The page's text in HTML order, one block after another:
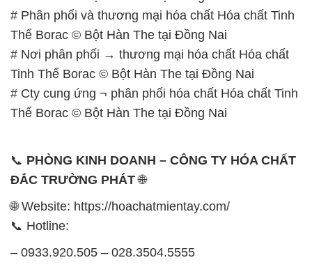
# Cty cung ứng ¬ phân phối hóa chất Hóa chất Tinh
Thể Borac © Bột Hàn The tại Đồng Nai
📞PHÒNG KINH DOANH – CÔNG TY HÓA CHẤT
ĐẮC TRƯỜNG PHÁT🌐
🌐 Website: https://hoachatmientay.com/
– 0933.920.505 – 028.3504.5555
028.3756.1841- 028.3756.1842
0902.765.866